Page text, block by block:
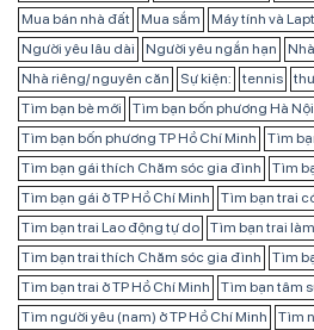
Mua bán nhà đất
Mua sắm Máy tính và
Người yêu lâu dài
Người yêu ngắn hạn
Nhà riêng/ nguyên căn
Sự kiện: tennis
Tìm bạn bè mới
Tìm bạn bốn phương Hà Nội
Tìm bạn bốn phương TP Hồ Chí Minh
Tìm
Tìm bạn gái thích Chăm sóc gia đình
Tìm
Tìm bạn gái ở TP Hồ Chí Minh
Tìm bạn trai
Tìm bạn trai Lao động tự do
Tìm bạn trai
Tìm bạn trai thích Chăm sóc gia đình
Tìm
Tìm bạn trai ở TP Hồ Chí Minh
Tìm bạn tâm
Tìm người yêu (nam) ở TP Hồ Chí Minh
Tìm